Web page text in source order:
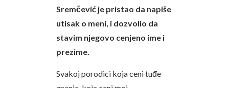
Sremčević je pristao da napiše
utisak o meni, i dozvolio da
stavim njegovo cenjeno ime i
prezime.
Svakoj porodici koja ceni tuđe